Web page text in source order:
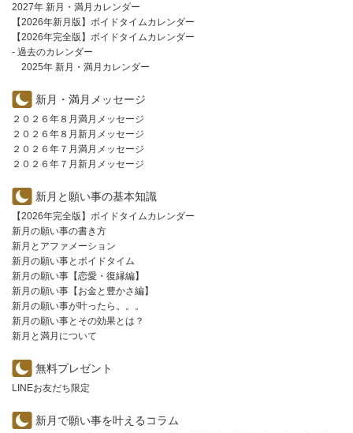
2027年 新月・満月カレンダー
【2026年新月版】ボイドタイムカレンダー
【2026年完全版】ボイドタイムカレンダー
- 過去のカレンダー
2025年 新月・満月カレンダー
新月・満月メッセージ
２０２６年８月満月メッセージ
２０２６年８月新月メッセージ
２０２６年７月満月メッセージ
２０２６年７月新月メッセージ
新月と願い事の基本知識
【2026年完全版】ボイドタイムカレンダー
新月の願い事の書き方
新月とアファメーション
新月の願い事とボイドタイム
新月の願い事【恋愛・復縁編】
新月の願い事【お金と豊かさ編】
新月の願い事が叶ったら。。。
新月の願い事とその効果とは？
新月と満月について
無料プレゼント
LINEお友だち限定
新月で願い事を叶えるコラム